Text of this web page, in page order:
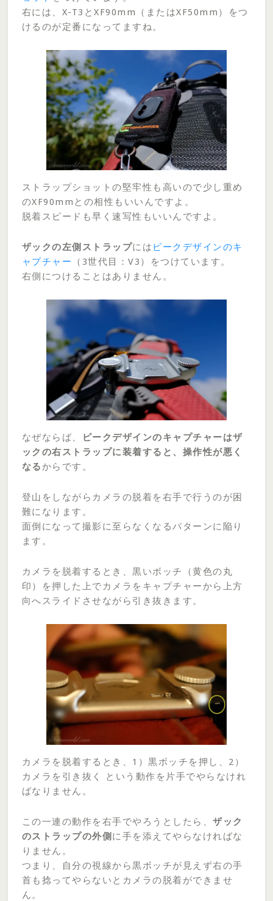
右には、X-T3とXF90mm（またはXF50mm）をつ
けるのが定番になってますね。
ストラップショットの堅牢性も高いので少し重め
のXF90mmとの相性もいいんですよ。
脱着スピードも早く速写性もいいんですよ。
ザックの左側ストラップには ピークデザインのキ
ャプチャー
（3世代目：V3）をつけています。
右側につけることはありません。
なぜならば、
ピークデザインのキャプチャーはザ
ックの右ストラップに装着すると、操作性が悪く
なる からです。
登山をしながらカメラの脱着を右手で行うのが困
難になります。
面倒になって撮影に至らなくなるパターンに陥り
ます。
カメラを脱着するとき、黒いボッチ（黄色の丸
印）を押した上でカメラをキャプチャーから上方
向へスライドさせながら引き抜きます。
カメラを脱着するとき、1）黒ボッチを押し、2）
カメラを引き抜く という動作を片手でやらなけれ
ばなりません。
この一連の動作を右手でやろうとしたら、ザック
のストラップの外側 に手を添えてやらなければな
りません。
つまり、自分の視線から黒ボッチが見えず右の手
首も捻ってやらないとカメラの脱着ができませ
ん。